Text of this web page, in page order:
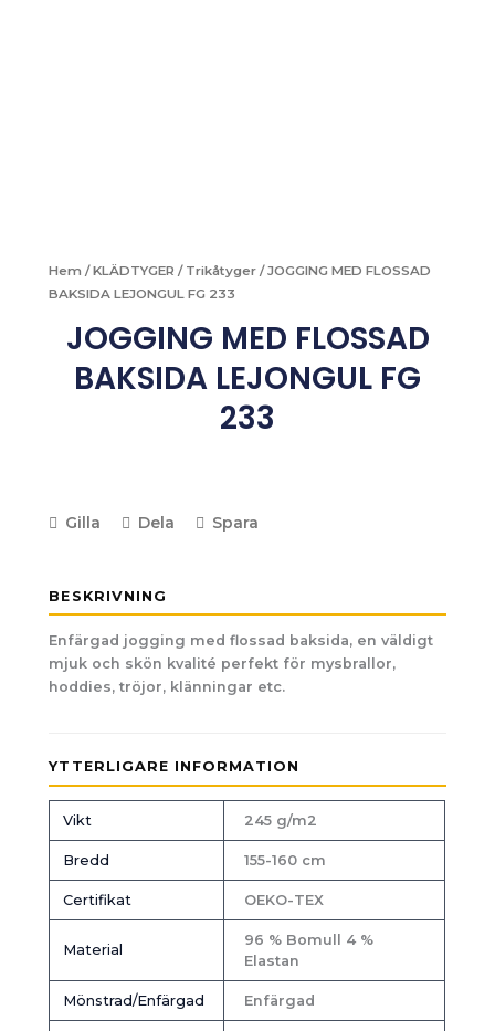
Hem /KLÄDTYGER / Trikåtyger / JOGGING MED FLOSSAD
BAKSIDA LEJONGUL FG 233
JOGGING MED FLOSSAD
BAKSIDA LEJONGUL FG
233
Gilla Dela Spara
BESKRIVNING
Enfärgad jogging med flossad baksida, en väldigt
mjuk och skön kvalité perfekt för mysbrallor,
hoddies, tröjor, klänningar etc.
YTTERLIGARE INFORMATION
Vikt 245 g/m2
Bredd 155-160 cm
Certifikat OEKO-TEX
Material
96 % Bomull 4 %
Elastan
Mönstrad/Enfärgad Enfärgad